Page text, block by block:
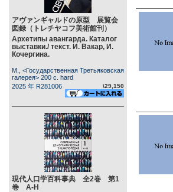
アヴァンギャルドの原型 展覧会
図録（トレチヤコフ美術館刊）
Архетипы авангарда. Каталог
выставки./ текст. И. Вакар, И.
Кочергина.
М., <Государственная Третьяковская
галерея> 200 c. hard
2025 年 R281006
\29,150
現代人口学百科事典 全2巻 第1
巻 А-Н